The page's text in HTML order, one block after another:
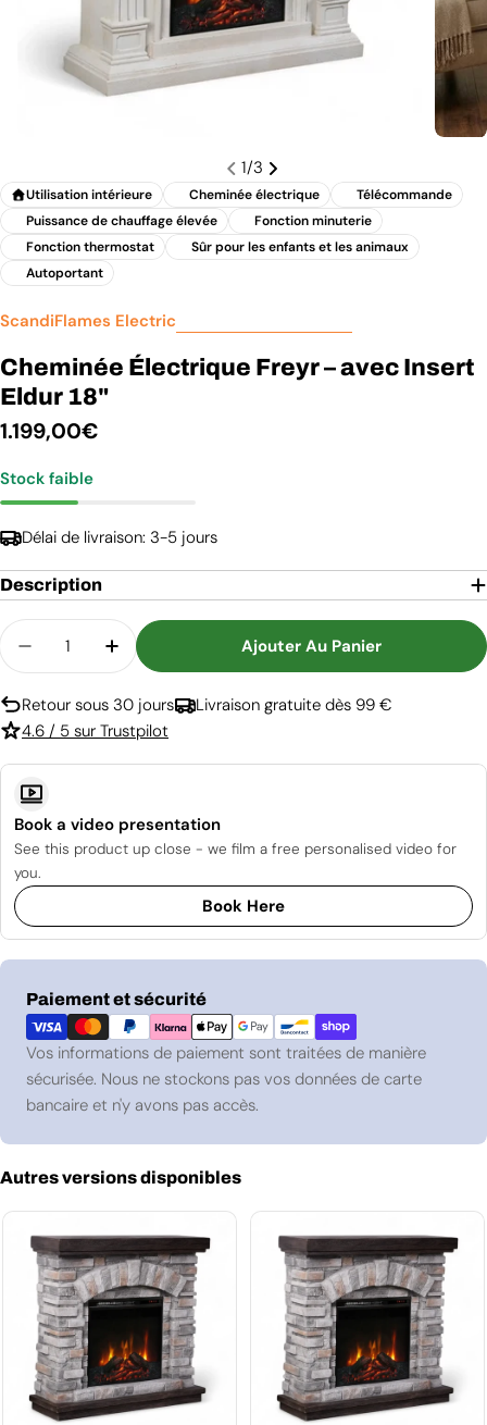
1/3
Utilisation intérieure Cheminée électrique
Télécommande
Puissance de chauffage élevée
Fonction minuterie
Fonction thermostat
Sûr pour les enfants et les animaux
Autoportant
ScandiFlames Electric
Cheminée Électrique Freyr – avec Insert
Eldur 18"
Prix
régulier
1.199,00€
Stock faible
Délai de livraison: 3-5 jours
Description
Quantité
Diminuer La Quantité Pour Cheminée
Augmenter La Quantité Pour
Ajouter Au Panier
Retour sous 30 jours
Livraison gratuite dès 99 €
4.6 / 5 sur Trustpilot
Book a video presentation
See this product up close - we film a free personalised video for
you.
Book Here
Paiement et sécurité
Modes
de
paiement
Vos informations de paiement sont traitées de manière
sécurisée. Nous ne stockons pas vos données de carte
bancaire et n'y avons pas accès.
Autres versions disponibles